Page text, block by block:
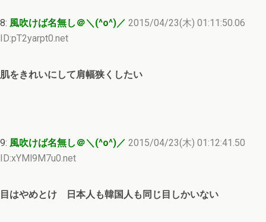
8: 風吹けば名無し＠＼(^o^)／ 2015/04/23(木) 01:11:50.06
ID:pT2yarpt0.net
肌をきれいにして肩幅狭くしたい
9: 風吹けば名無し＠＼(^o^)／ 2015/04/23(木) 01:12:41.50
ID:xYMl9M7u0.net
目はやめとけ 日本人も韓国人も同じ目しかいない